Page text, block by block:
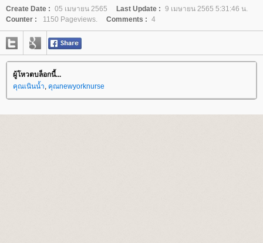
Create Date : 05 เมษายน 2565 Last Update : 9 เมษายน 2565 5:31:46 น.
Counter :
1150 Pageviews. Comments : 4
ผู้โหวตบล็อกนี้...
คุณเนินน้ำ, คุณnewyorknurse